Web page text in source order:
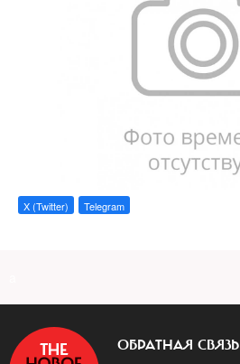
X (Twitter) Telegram
ОБРАТНАЯ СВЯЗЬ